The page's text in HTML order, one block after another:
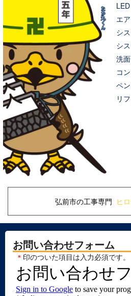
エ
シ
シ
洗
コ
ペ
リ
弘前市の工事専門 ヒ
お問い合わせフォーム
＊ 印のついた項目は入力必須です。